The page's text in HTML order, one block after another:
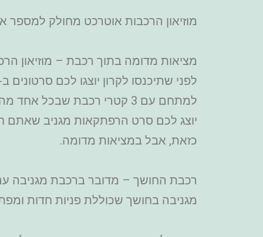
מוזיאון הרכבות אוטרכט מחולק למספר
מציאות מדומה בתוך רכבת – מוזיאון
יוצג לכם סרט הרפתקאות מגניב שאתם
כזאת, אבל במציאות מדומה.
רכבת החושך – מדובר ברכבת מגניבה
מגניבה בחושך שכוללת פניות חדות